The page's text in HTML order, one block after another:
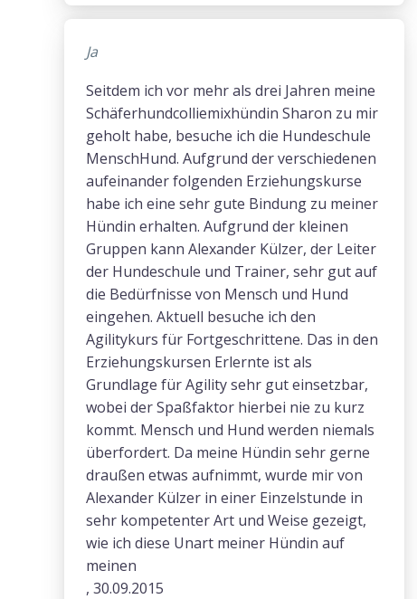
Ja
Seitdem ich vor mehr als drei Jahren meine
Schäferhundcolliemixhündin Sharon zu mir
geholt habe, besuche ich die Hundeschule
MenschHund. Aufgrund der verschiedenen
aufeinander folgenden Erziehungskurse
habe ich eine sehr gute Bindung zu meiner
Hündin erhalten. Aufgrund der kleinen
Gruppen kann Alexander Külzer, der Leiter
der Hundeschule und Trainer, sehr gut auf
die Bedürfnisse von Mensch und Hund
eingehen. Aktuell besuche ich den
Agilitykurs für Fortgeschrittene. Das in den
Erziehungskursen Erlernte ist als
Grundlage für Agility sehr gut einsetzbar,
wobei der Spaßfaktor hierbei nie zu kurz
kommt. Mensch und Hund werden niemals
überfordert. Da meine Hündin sehr gerne
draußen etwas aufnimmt, wurde mir von
Alexander Külzer in einer Einzelstunde in
sehr kompetenter Art und Weise gezeigt,
wie ich diese Unart meiner Hündin auf
meinen
, 30.09.2015